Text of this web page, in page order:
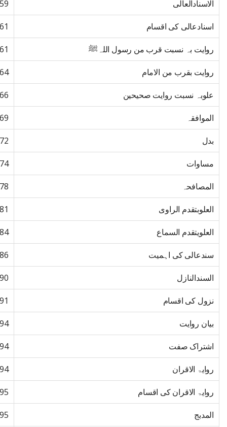
الاسنادالعالی 59
اسنادعالی کی اقسام 61
روایت بہ نسبت قرب من رسول اللہﷺ 61
روایت بقرب من الامام 64
علوبہ نسبت روایت صحیحین 66
الموافقہ 69
بدل 72
مساوات 74
المصافحہ 78
العلوبتقدم الراوی 81
العلویتقدم السماع 84
سندعالی کی اہمیت 86
السندالنازل 90
نزول کی اقسام 91
بیان روایت 94
اشتراک صفت 94
روایۃ الاقران 94
روایۃ الاقران کی اقسام 95
المدبج 95